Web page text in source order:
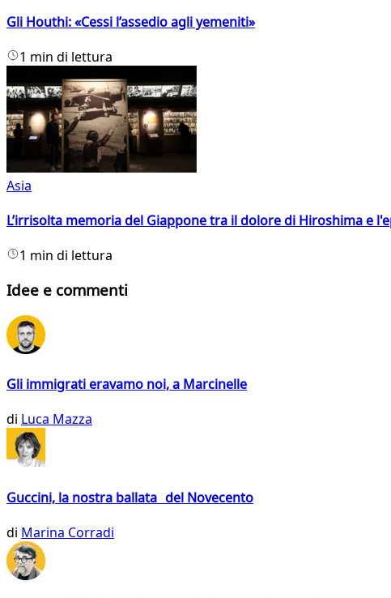
Gli Houthi: «Cessi l’assedio agli yemeniti»
1 min di lettura
Asia
L’irrisolta memoria del Giappone tra il dolore di Hiroshima e
1 min di lettura
Idee e commenti
Gli immigrati eravamo noi, a Marcinelle
di Luca Mazza
Guccini, la nostra ballata del Novecento
di Marina Corradi